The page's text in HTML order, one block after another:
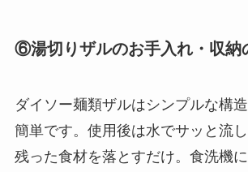
⑥湯切りザルのお手入れ・収納
ダイソー麺類ザルはシンプルな構
簡単です。使用後は水でサッと流
残った食材を落とすだけ。食洗機